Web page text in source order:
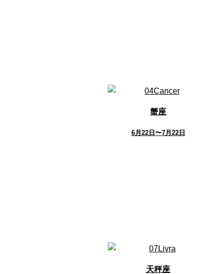
蟹座
6月22日〜7月22日
天秤座